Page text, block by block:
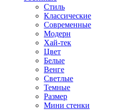
Стиль
Классические
Современные
Модерн
Хай-тек
Цвет
Белые
Венге
Светлые
Темные
Размер
Мини стенки